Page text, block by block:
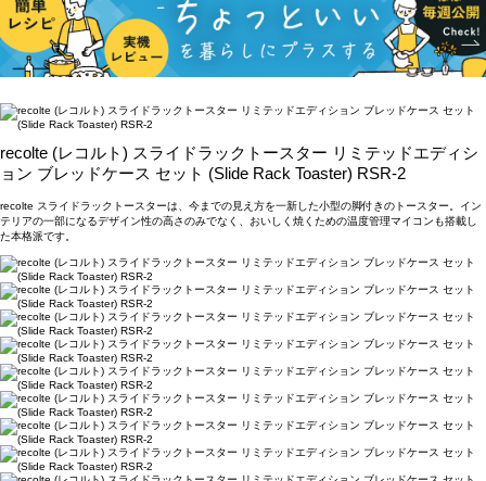
recolte (レコルト) スライドラックトースター リミテッドエディシ
ョン ブレッドケース セット (Slide Rack Toaster) RSR-2
recolte スライドラックトースターは、今までの見え方を一新した小型の脚付きのトースター。イン
テリアの一部になるデザイン性の高さのみでなく、おいしく焼くための温度管理マイコンも搭載し
た本格派です。